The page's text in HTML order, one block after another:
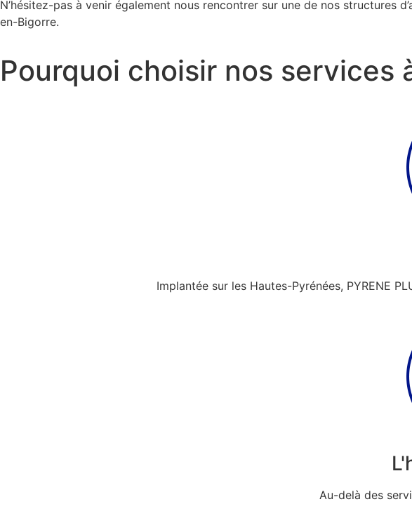
N’hésitez-pas à venir également nous rencontrer sur une de nos structures
en-Bigorre.
Pourquoi choisir nos services
Implantée sur les Hautes-Pyrénées, PYRENE
Au-delà des